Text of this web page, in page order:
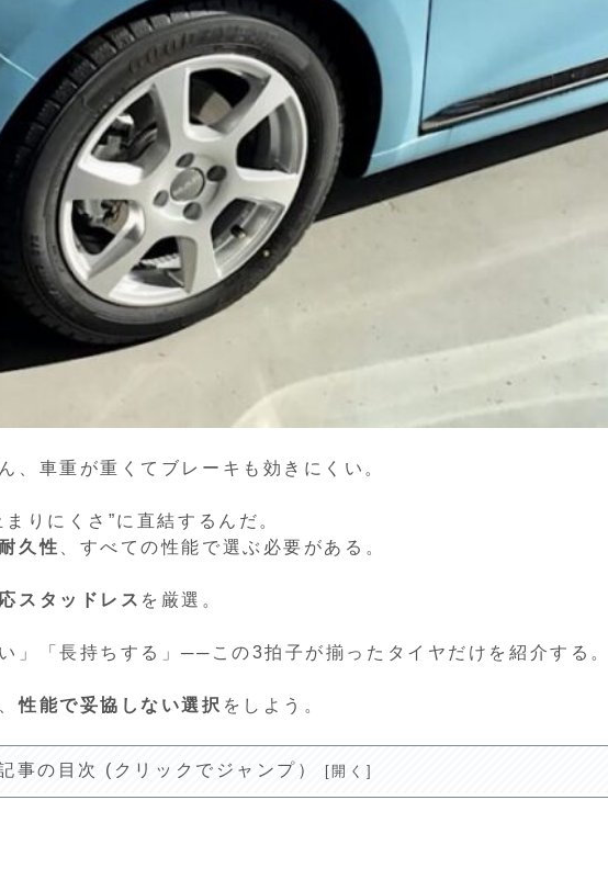
、車重が重くてブレーキも効きにくい。
りにくさ”に直結するんだ。
久性 、すべての性能で選ぶ必要がある。
スタッドレス を厳選。
」「長持ちする」──この3拍子が揃ったタイヤだけを紹介する
性能で妥協しない選択 をしよう。
事の目次 (クリックでジャンプ）